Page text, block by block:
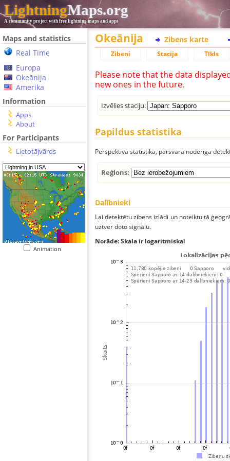
LightningMaps.org
A community project with free lightning maps and apps
Maps and statistics
Real Time
Europa
Okeānija
Amerika
Information
Apps
About
For Participants
Lietotājvārds
Animation
Okeānija Zibens karte
Zibeņi Stacija Tīkls
Please note that the data
new ones in the future.
Izvēlies staciju:
Papildus statistika
Perspektīvā statistika, pārsvarā noderīga
Reģions:
Dalībnieki
Lai detektētu zibens izlādi un noteiktu tā
uztver doto signālu.
Norāde: Skala ir logaritmiska!